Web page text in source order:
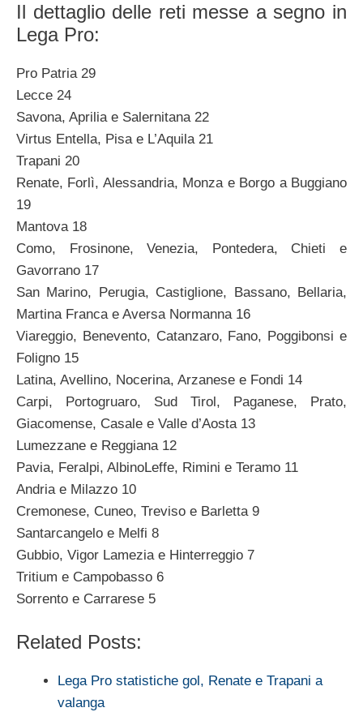
Il dettaglio delle reti messe a segno in
Lega Pro:
Pro Patria 29
Lecce 24
Savona, Aprilia e Salernitana 22
Virtus Entella, Pisa e L’Aquila 21
Trapani 20
Renate, Forlì, Alessandria, Monza e Borgo a Buggiano
19
Mantova 18
Como, Frosinone, Venezia, Pontedera, Chieti e
Gavorrano 17
San Marino, Perugia, Castiglione, Bassano, Bellaria,
Martina Franca e Aversa Normanna 16
Viareggio, Benevento, Catanzaro, Fano, Poggibonsi e
Foligno 15
Latina, Avellino, Nocerina, Arzanese e Fondi 14
Carpi, Portogruaro, Sud Tirol, Paganese, Prato,
Giacomense, Casale e Valle d’Aosta 13
Lumezzane e Reggiana 12
Pavia, Feralpi, AlbinoLeffe, Rimini e Teramo 11
Andria e Milazzo 10
Cremonese, Cuneo, Treviso e Barletta 9
Santarcangelo e Melfi 8
Gubbio, Vigor Lamezia e Hinterreggio 7
Tritium e Campobasso 6
Sorrento e Carrarese 5
Related Posts:
Lega Pro statistiche gol, Renate e Trapani a
valanga